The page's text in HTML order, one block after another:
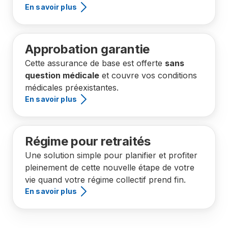
En savoir plus
Approbation garantie
Cette assurance de base est offerte sans
question médicale et couvre vos conditions
médicales préexistantes.
En savoir plus
Régime pour retraités
Une solution simple pour planifier et profiter
pleinement de cette nouvelle étape de votre
vie quand votre régime collectif prend fin.
En savoir plus